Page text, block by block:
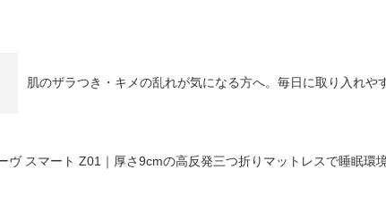
肌のザラつき・キメの乱れが気になる方へ。毎日に取り入れや
ヴ スマート Z01｜厚さ9cmの高反発三つ折りマットレスで睡眠環